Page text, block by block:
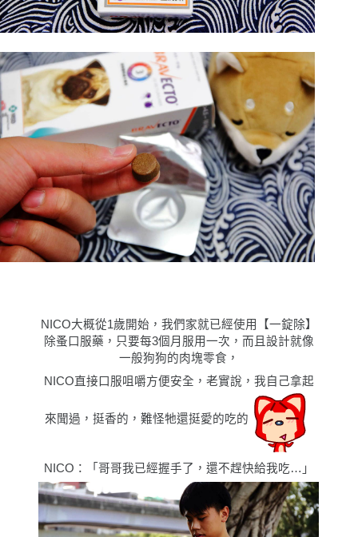
NICO大概從1歲開始，我們家就已經使用【一錠除】
除蚤口服藥，只要每3個月服用一次，而且設計就像
一般狗狗的肉塊零食，
NICO直接口服咀嚼方便安全，老實說，我自己拿起
來聞過，挺香的，難怪牠還挺愛的吃的
NICO：「哥哥我已經握手了，還不趕快給我吃… 」